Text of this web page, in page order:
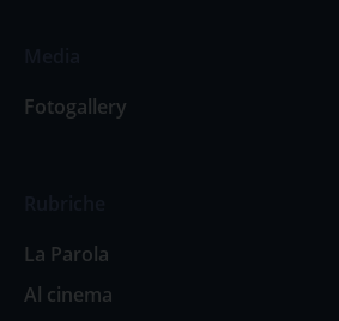
Fotogallery
La Parola
Al cinema